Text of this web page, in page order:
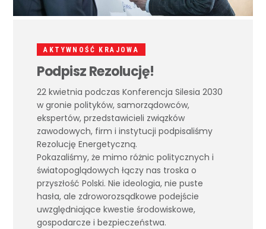
AKTYWNOŚĆ KRAJOWA
Podpisz Rezolucję!
22 kwietnia podczas Konferencja Silesia 2030
w gronie polityków, samorządowców,
ekspertów, przedstawicieli związków
zawodowych, firm i instytucji podpisaliśmy
Rezolucję Energetyczną.
Pokazaliśmy, że mimo różnic politycznych i
światopoglądowych łączy nas troska o
przyszłość Polski. Nie ideologia, nie puste
hasła, ale zdroworozsądkowe podejście
uwzględniające kwestie środowiskowe,
gospodarcze i bezpieczeństwa.